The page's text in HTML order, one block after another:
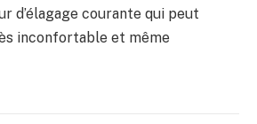
d’élagage courante qui peut
inconfortable et même